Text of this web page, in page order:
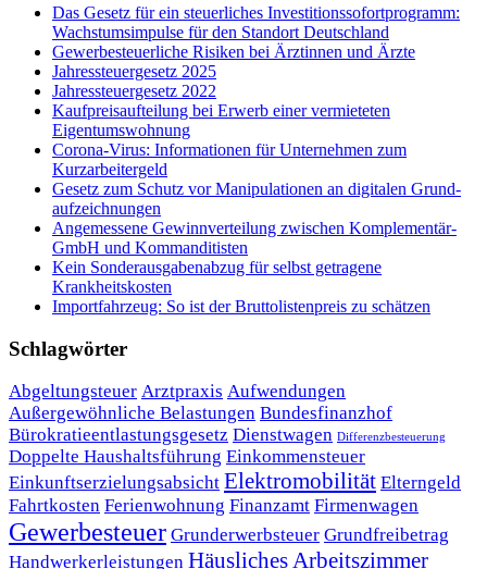
Das Gesetz für ein steuerliches Investitionssofortprogramm:
Wachstumsimpulse für den Standort Deutschland
Gewerbesteuerliche Risiken bei Ärztinnen und Ärzte
Jahressteuergesetz 2025
Jahressteuergesetz 2022
Kaufpreisaufteilung bei Erwerb einer vermieteten
Eigentumswohnung
Corona-Virus: Informationen für Unternehmen zum
Kurzarbeitergeld
Ge­setz zum Schutz vor Ma­ni­pu­la­tio­nen an di­gi­ta­len Grund­
auf­zeich­nun­gen
Angemessene Gewinnverteilung zwischen Komplementär-
GmbH und Kommanditisten
Kein Sonderausgabenabzug für selbst getragene
Krankheitskosten
Importfahrzeug: So ist der Bruttolistenpreis zu schätzen
Schlagwörter
Abgeltungsteuer Arztpraxis Aufwendungen
Außergewöhnliche Belastungen Bundesfinanzhof
Bürokratieentlastungsgesetz Dienstwagen Differenzbesteuerung
Doppelte Haushaltsführung Einkommensteuer
Einkunftserzielungsabsicht Elektromobilität Elterngeld
Fahrtkosten Ferienwohnung Finanzamt Firmenwagen
Gewerbesteuer Grunderwerbsteuer Grundfreibetrag
Handwerkerleistungen Häusliches Arbeitszimmer